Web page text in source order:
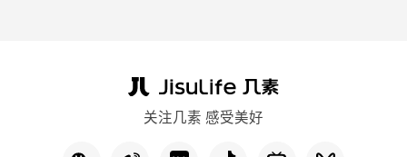
关注几素 感受美好